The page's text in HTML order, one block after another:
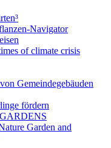
Navigator
of climate crisis
Gemeindegebäuden
fördern
Garden and